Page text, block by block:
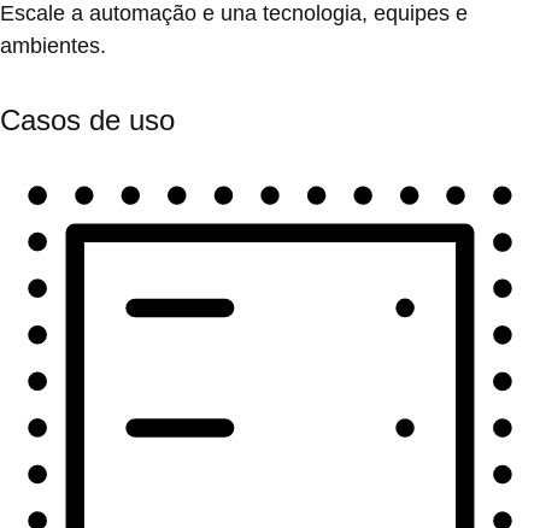
Escale a automação e una tecnologia, equipes e
ambientes.
Casos de uso